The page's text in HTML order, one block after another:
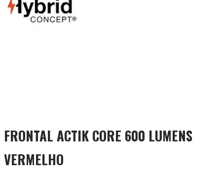
FRONTAL ACTIK CORE 600 LUMENS
VERMELHO